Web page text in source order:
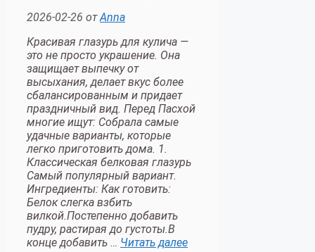
2026-02-26 отAnna
Красивая глазурь для кулича —
это не просто украшение. Она
защищает выпечку от
высыхания, делает вкус более
сбалансированным и придает
праздничный вид. Перед Пасхой
многие ищут: Собрала самые
удачные варианты, которые
легко приготовить дома. 1.
Классическая белковая глазурь
Самый популярный вариант.
Ингредиенты: Как готовить:
Белок слегка взбить
вилкой.Постепенно добавить
пудру, растирая до густоты.В
конце добавить … Читать далее